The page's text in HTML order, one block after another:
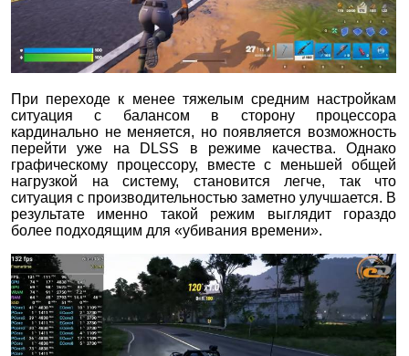
При переходе к менее тяжелым средним настройкам
ситуация с балансом в сторону процессора
кардинально не меняется, но появляется возможность
перейти уже на DLSS в режиме качества. Однако
графическому процессору, вместе с меньшей общей
нагрузкой на систему, становится легче, так что
ситуация с производительностью заметно улучшается. В
результате именно такой режим выглядит гораздо
более подходящим для «убивания времени».